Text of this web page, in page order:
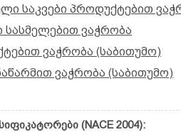
საკვები პროდუქტებით
სასმელებით ვაჭრობა
ვაჭრობა (საბითუმო)
ვაჭრობა (საბითუმო)
(NACE 2004):